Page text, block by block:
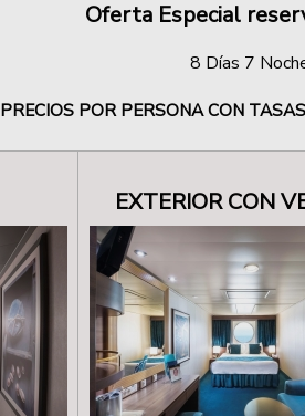
Oferta Especial
8 Días 7
PRECIOS POR PERSONA CON
EXTERIOR CON